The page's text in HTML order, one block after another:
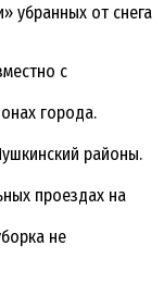
убранных от снега
с
города.
районы.
проездах на
не